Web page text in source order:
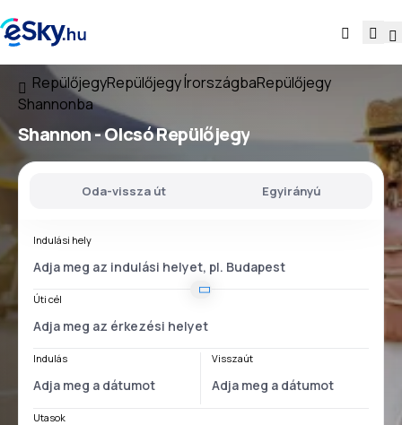
RepülőjegyRepülőjegy ÍrországbaRepülőjegy
Shannonba
Shannon - Olcsó Repülőjegy
Oda-vissza út Egyirányú
Indulási hely
Úti cél
Indulás Visszaút
Utasok